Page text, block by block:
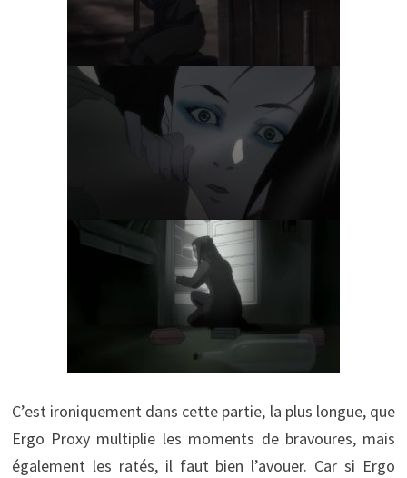
C’est ironiquement dans cette partie, la plus longue, que
Ergo Proxy multiplie les moments de bravoures, mais
également les ratés, il faut bien l’avouer. Car si Ergo